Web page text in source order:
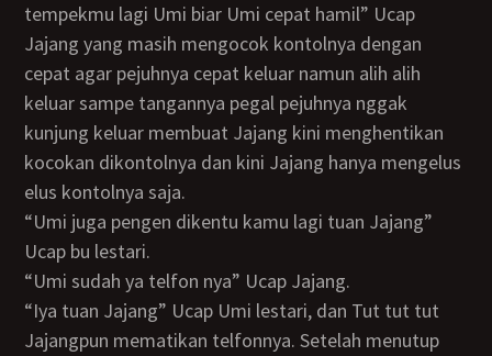
tempekmu lagi Umi biar Umi cepat hamil” Ucap
Jajang yang masih mengocok kontolnya dengan
cepat agar pejuhnya cepat keluar namun alih alih
keluar sampe tangannya pegal pejuhnya nggak
kunjung keluar membuat Jajang kini menghentikan
kocokan dikontolnya dan kini Jajang hanya mengelus
elus kontolnya saja.
“Umi juga pengen dikentu kamu lagi tuan Jajang”
Ucap bu lestari.
“Umi sudah ya telfon nya” Ucap Jajang.
“Iya tuan Jajang” Ucap Umi lestari, dan Tut tut tut
Jajangpun mematikan telfonnya. Setelah menutup